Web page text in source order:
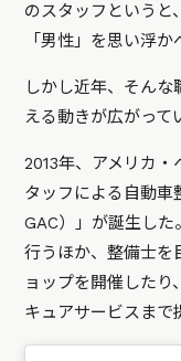
のスタッフというと
「男性」を思い浮
しかし近年、そん
える動きが広がって
2013年、アメリカ
タッフによる自動
GAC）」が誕生し
行うほか、整備士を
ョップを開催したり
キュアサービスまで